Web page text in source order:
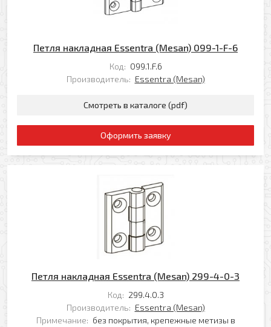
Петля накладная Essentra (Mesan) 099-1-F-6
Код: 099.1.F.6
Производитель: Essentra (Mesan)
Смотреть в каталоге (pdf)
Оформить заявку
Петля накладная Essentra (Mesan) 299-4-0-3
Код: 299.4.0.3
Производитель: Essentra (Mesan)
Примечание: без покрытия, крепежные метизы в